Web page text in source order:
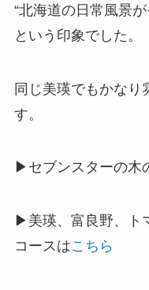
“北海道の日常風景
という印象でした。
同じ美瑛でもかなり
す。
▶セブンスターの木
▶美瑛、富良野、ト
コースはこちら